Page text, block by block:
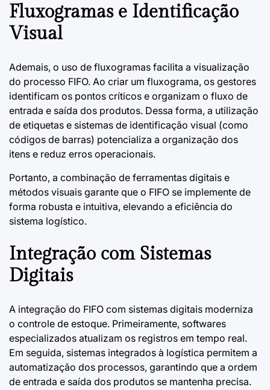
Fluxogramas e Identificação
Visual
Ademais, o uso de fluxogramas facilita a visualização
do processo FIFO. Ao criar um fluxograma, os gestores
identificam os pontos críticos e organizam o fluxo de
entrada e saída dos produtos. Dessa forma, a utilização
de etiquetas e sistemas de identificação visual (como
códigos de barras) potencializa a organização dos
itens e reduz erros operacionais.
Portanto, a combinação de ferramentas digitais e
métodos visuais garante que o FIFO se implemente de
forma robusta e intuitiva, elevando a eficiência do
sistema logístico.
Integração com Sistemas
Digitais
A integração do FIFO com sistemas digitais moderniza
o controle de estoque. Primeiramente, softwares
especializados atualizam os registros em tempo real.
Em seguida, sistemas integrados à logística permitem a
automatização dos processos, garantindo que a ordem
de entrada e saída dos produtos se mantenha precisa.